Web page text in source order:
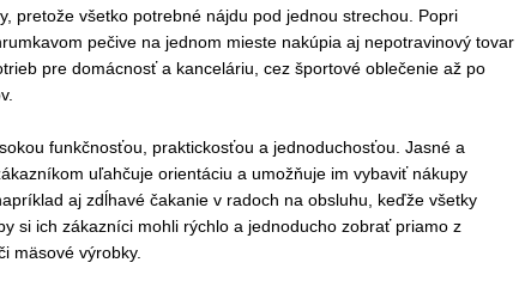
pretože všetko potrebné nájdu pod jednou strechou. Popri
pečive na jednom mieste nakúpia aj nepotravinový tovar
pre domácnosť a kanceláriu, cez športové oblečenie až po
funkčnosťou, praktickosťou a jednoduchosťou. Jasné a
uľahčuje orientáciu a umožňuje im vybaviť nákupy
aj zdĺhavé čakanie v radoch na obsluhu, keďže všetky
si ich zákazníci mohli rýchlo a jednoducho zobrať priamo z
mäsové výrobky.